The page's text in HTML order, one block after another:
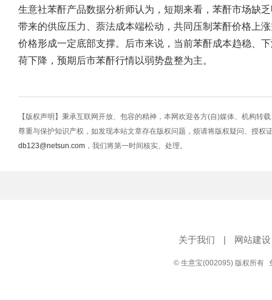
生意社苯酐产品数据分析师认为，短期来看，苯酐市场缺
带来的供应压力、萘法成本端松动，共同压制苯酐价格上
价格形成一定底部支撑。后市来说，当前苯酐成本趋稳、
荷下降，预期后市苯酐行情以弱势盘整为主。
【版权声明】秉承互联网开放、包容的精神，本网欢迎各方(自)媒体、机构转
尊重与保护知识产权，如发现本站文章存在版权问题，烦请将版权疑问、授权
db123@netsun.com ，我们将第一时间核实、处理。
关于我们 | 网站建设
© 生意宝(002095) 版权所有